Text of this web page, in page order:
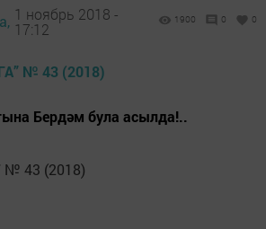
1 ноябрь 2018 -
17:12
1900 0 0
Бердәм була асылда!..
43 (2018)